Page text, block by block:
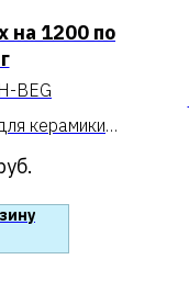
на 1200 по
BEG
керамики
1200 по 100